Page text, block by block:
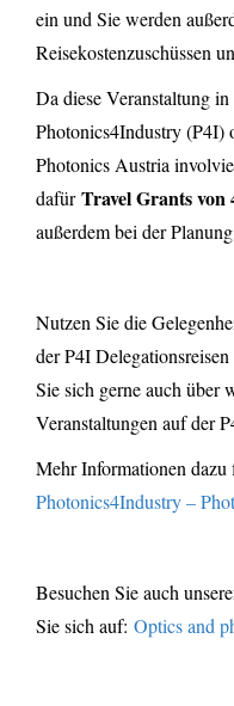
ein und Sie werden
Reisekostenzuschüssen
Da diese Veranstaltung
Photonics4Industry (P4I)
Photonics Austria
dafürTravel Grants von
außerdem bei der
Nutzen Sie die
der P4I
Sie sich gerne auch über
Veranstaltungen auf der
Mehr Informationen dazu
Photonics4Industry –
Besuchen Sie auch
Sie sich auf: Optics and